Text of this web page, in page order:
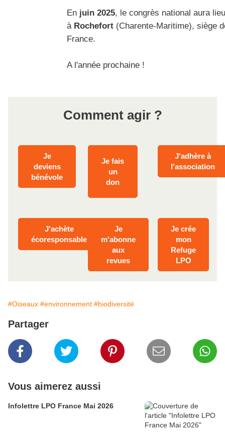
En juin 2025, le congrès national aura lieu
à Rochefort (Charente-Maritime), siège
France.
A l'année prochaine !
Comment agir ?
Je
deviens
bénévole
Je fais
un
don
J'adhère à
l'association
J'achète
écoresponsable
Je
m'abonne
aux
revues
Je crée
mon
Refuge
LPO
#Oiseaux #environnement #biodiversité
Partager
Vous aimerez aussi
Infolettre LPO France Mai 2026